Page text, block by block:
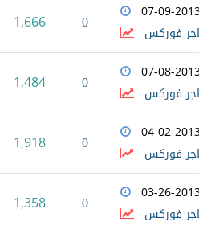
07-09-
فوركس
0
1,666
07-08-
فوركس
0
1,484
04-02-
فوركس
0
1,918
03-26-
فوركس
0
1,358